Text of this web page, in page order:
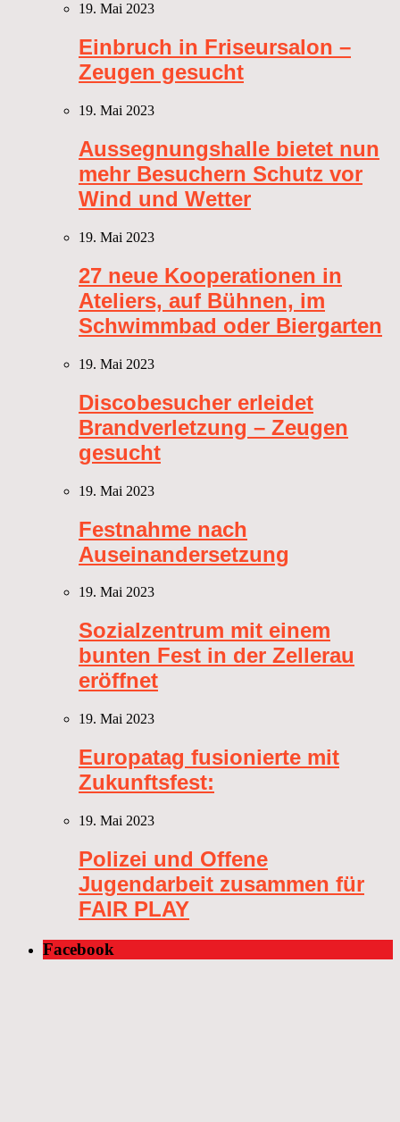
19. Mai 2023
Einbruch in Friseursalon –
Zeugen gesucht
19. Mai 2023
Aussegnungshalle bietet nun
mehr Besuchern Schutz vor
Wind und Wetter
19. Mai 2023
27 neue Kooperationen in
Ateliers, auf Bühnen, im
Schwimmbad oder Biergarten
19. Mai 2023
Discobesucher erleidet
Brandverletzung – Zeugen
gesucht
19. Mai 2023
Festnahme nach
Auseinandersetzung
19. Mai 2023
Sozialzentrum mit einem
bunten Fest in der Zellerau
eröffnet
19. Mai 2023
Europatag fusionierte mit
Zukunftsfest:
19. Mai 2023
Polizei und Offene
Jugendarbeit zusammen für
FAIR PLAY
Facebook